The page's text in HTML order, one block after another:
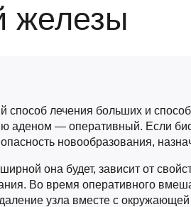
железы
способ лечения больших и
аденом — оперативный. Если
новообразования,
она будет, зависит от
Во время оперативного
узла вместе с окружающей